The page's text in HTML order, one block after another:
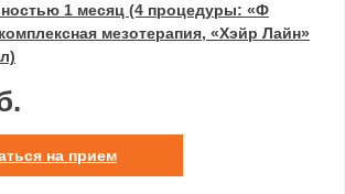
1 месяц (4 процедуры: «Ф
мезотерапия, «Хэйр Лайн»
на прием